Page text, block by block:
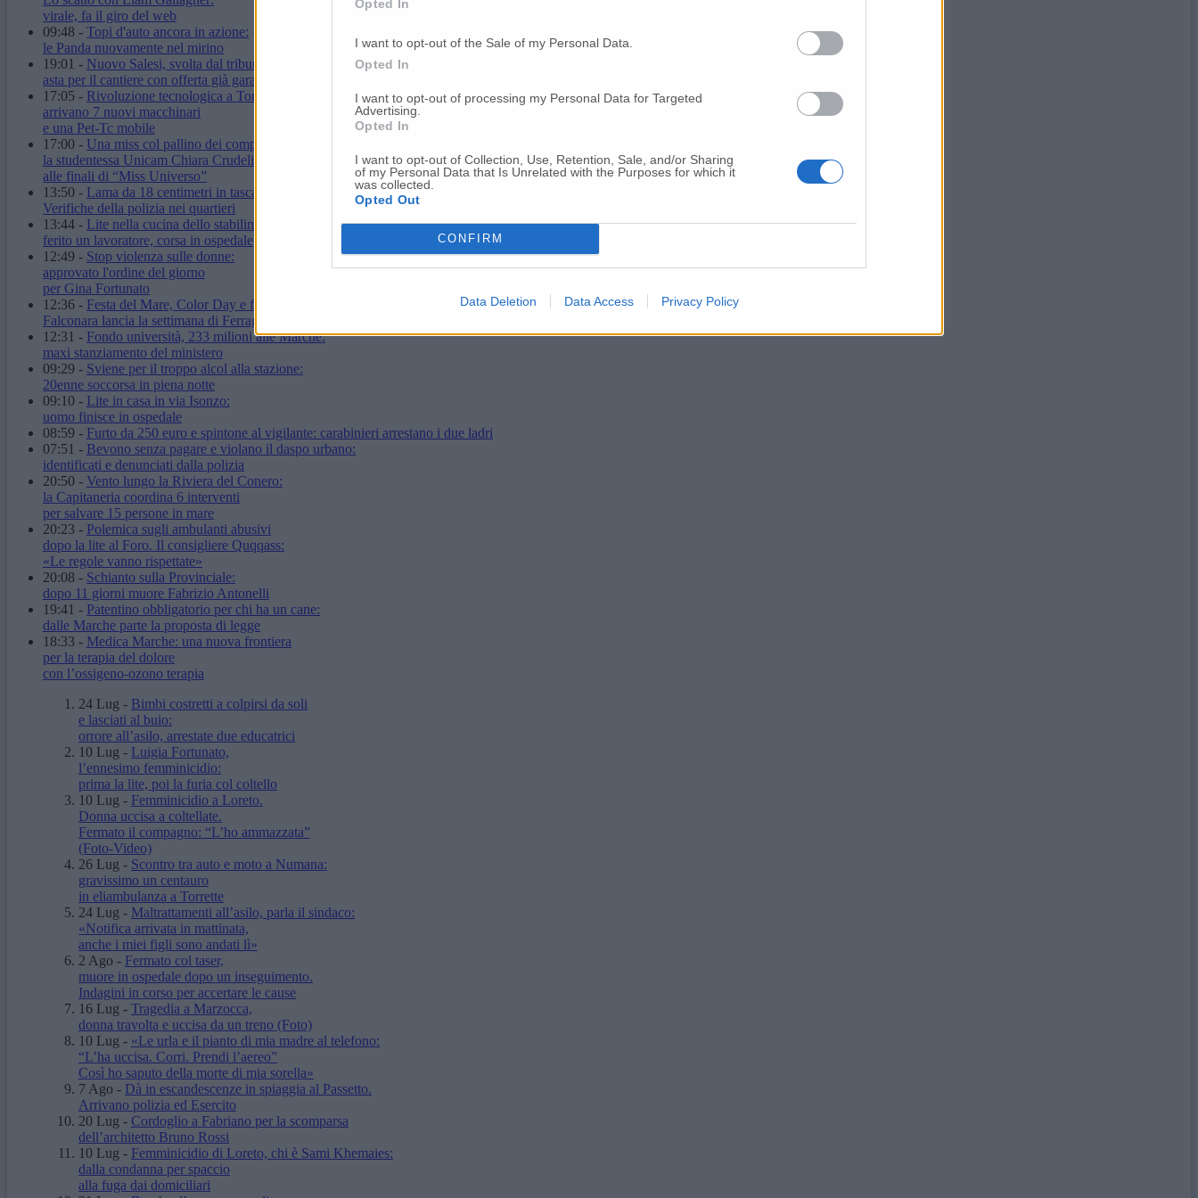
Opted In
I want to opt-out of the Sale of my Personal Data.
Opted In
I want to opt-out of processing my Personal Data for Targeted
Advertising.
Opted In
I want to opt-out of Collection, Use, Retention, Sale, and/or Sharing
of my Personal Data that Is Unrelated with the Purposes for which it
was collected.
Opted Out
CONFIRM
Data Deletion Data Access Privacy Policy
virale, fa il giro del web
09:48 - Topi d'auto ancora in azione:
le Panda nuovamente nel mirino
19:01 - Nuovo Salesi, svolta dal tribunale:
asta per il cantiere con offerta già garantita
17:05 - Rivoluzione tecnologica a Torrette:
arrivano 7 nuovi macchinari
e una Pet-Tc mobile
17:00 - Una miss col pallino dei computer:
la studentessa Unicam Chiara Crudeli
alle finali di “Miss Universo”
13:50 - Lama da 18 centimetri in tasca: denunciato.
Verifiche della polizia nei quartieri
13:44 - Lite nella cucina dello stabilimento:
ferito un lavoratore, corsa in ospedale
12:49 - Stop violenza sulle donne:
approvato l'ordine del giorno
per Gina Fortunato
12:36 - Festa del Mare, Color Day e fuochi d'artificio:
Falconara lancia la settimana di Ferragosto
12:31 - Fondo università, 233 milioni alle Marche:
maxi stanziamento del ministero
09:29 - Sviene per il troppo alcol alla stazione:
20enne soccorsa in piena notte
09:10 - Lite in casa in via Isonzo:
uomo finisce in ospedale
08:59 - Furto da 250 euro e spintone al vigilante: carabinieri arrestano i due ladri
07:51 - Bevono senza pagare e violano il daspo urbano:
identificati e denunciati dalla polizia
20:50 - Vento lungo la Riviera del Conero:
la Capitaneria coordina 6 interventi
per salvare 15 persone in mare
20:23 - Polemica sugli ambulanti abusivi
dopo la lite al Foro. Il consigliere Quqqass:
«Le regole vanno rispettate»
20:08 - Schianto sulla Provinciale:
dopo 11 giorni muore Fabrizio Antonelli
19:41 - Patentino obbligatorio per chi ha un cane:
dalle Marche parte la proposta di legge
18:33 - Medica Marche: una nuova frontiera
per la terapia del dolore
con l’ossigeno-ozono terapia
24 Lug - Bimbi costretti a colpirsi da soli
e lasciati al buio:
orrore all’asilo, arrestate due educatrici
10 Lug - Luigia Fortunato,
l’ennesimo femminicidio:
prima la lite, poi la furia col coltello
10 Lug - Femminicidio a Loreto.
Donna uccisa a coltellate.
Fermato il compagno: “L’ho ammazzata”
(Foto-Video)
26 Lug - Scontro tra auto e moto a Numana:
gravissimo un centauro
in eliambulanza a Torrette
24 Lug - Maltrattamenti all’asilo, parla il sindaco:
«Notifica arrivata in mattinata,
anche i miei figli sono andati lì»
2 Ago - Fermato col taser,
muore in ospedale dopo un inseguimento.
Indagini in corso per accertare le cause
16 Lug - Tragedia a Marzocca,
donna travolta e uccisa da un treno (Foto)
10 Lug - «Le urla e il pianto di mia madre al telefono:
“L’ha uccisa. Corri. Prendi l’aereo”
Così ho saputo della morte di mia sorella»
7 Ago - Dà in escandescenze in spiaggia al Passetto.
Arrivano polizia ed Esercito
20 Lug - Cordoglio a Fabriano per la scomparsa
dell’architetto Bruno Rossi
10 Lug - Femminicidio di Loreto, chi è Sami Khemaies:
dalla condanna per spaccio
alla fuga dai domiciliari